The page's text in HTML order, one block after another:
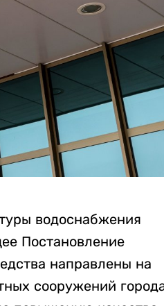
водоснабжения
Постановление
направлены на
сооружений